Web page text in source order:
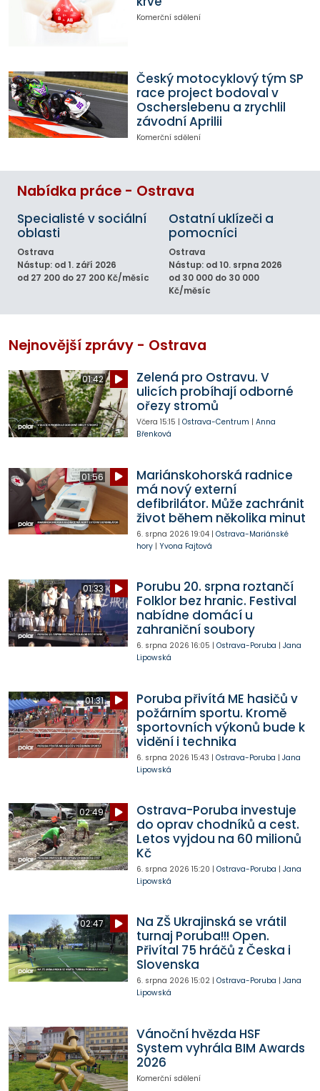
Komerční sdělení
Český motocyklový tým SP
race project bodoval v
Oscherslebenu a zrychlil
závodní Aprilii
Komerční sdělení
Nabídka práce - Ostrava
Specialisté v sociální
oblasti
Ostrava
Nástup: od 1. září 2026
od 27 200 do 27 200 Kč/měsíc
Ostatní uklízeči a
pomocníci
Ostrava
Nástup: od 10. srpna 2026
od 30 000 do 30 000
Kč/měsíc
Nejnovější zprávy - Ostrava
01:42
Zelená pro Ostravu. V
ulicích probíhají odborné
ořezy stromů
Včera 15:15 | Ostrava-Centrum | Anna
Břenková
01:56
Mariánskohorská radnice
má nový externí
defibrilátor. Může zachránit
život během několika minut
6. srpna 2026 19:04| Ostrava-Mariánské
hory| Yvona Fajtová
01:33
Porubu 20. srpna roztančí
Folklor bez hranic. Festival
nabídne domácí u
zahraniční soubory
6. srpna 2026 16:05 | Ostrava-Poruba | Jana
Lipowská
01:31
Poruba přivítá ME hasičů v
požárním sportu. Kromě
sportovních výkonů bude k
vidění i technika
6. srpna 2026 15:43 | Ostrava-Poruba | Jana
Lipowská
02:49
Ostrava-Poruba investuje
do oprav chodníků a cest.
Letos vyjdou na 60 milionů
Kč
6. srpna 2026 15:20 | Ostrava-Poruba | Jana
Lipowská
02:47
Na ZŠ Ukrajinská se vrátil
turnaj Poruba!!! Open.
Přivítal 75 hráčů z Česka i
Slovenska
6. srpna 2026 15:02| Ostrava-Poruba | Jana
Lipowská
Vánoční hvězda HSF
System vyhrála BIM Awards
2026
Komerční sdělení